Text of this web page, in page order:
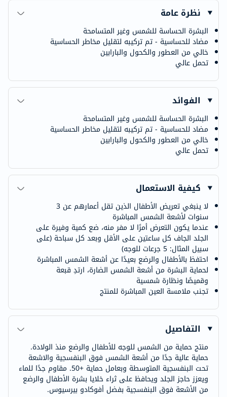
نظرة عامة
البشرة الحساسة للشمس وغير المتسامحة
مضاد للحساسية - تم تركيبه لتقليل مخاطر الحساسية
خالي من العطور والكحول والبارابين
تحمل عالي
الفوائد
البشرة الحساسة للشمس وغير المتسامحة
مضاد للحساسية - تم تركيبه لتقليل مخاطر الحساسية
خالي من العطور والكحول والبارابين
تحمل عالي
كيفية الاستعمال
لا ينبغي تعريض الأطفال الذين تقل أعمارهم عن 3
سنوات لأشعة الشمس المباشرة
عندما يكون التعرض أمرًا لا مفر منه، ضع كمية وفيرة على
الجلد الجاف كل ساعتين على الأقل وبعد كل سباحة (على
سبيل المثال: 5 جرعات للوجه)
احتفظ بالأطفال والرضع بعيدًا عن أشعة الشمس المباشرة
لحماية البشرة من أشعة الشمس الضارة، ارتدِ قبعة
وقميصًا ونظارة شمسية
تجنب ملامسة العين المباشرة للمنتج
التفاصيل
منتج حماية من الشمس للوجه للأطفال والرضع منذ الولادة.
حماية عالية جدًا من أشعة الشمس فوق البنفسجية والاشعة
تحت البنفسجية المتوسطة وبعامل حماية +50. مقاوم جدًا للماء
ويعزز حاجز الجلد ويحافظ على ثراء خلايا بشرة الأطفال والرضع
من الأشعة فوق البنفسجية بفضل أفوكادو بيرسيوس.